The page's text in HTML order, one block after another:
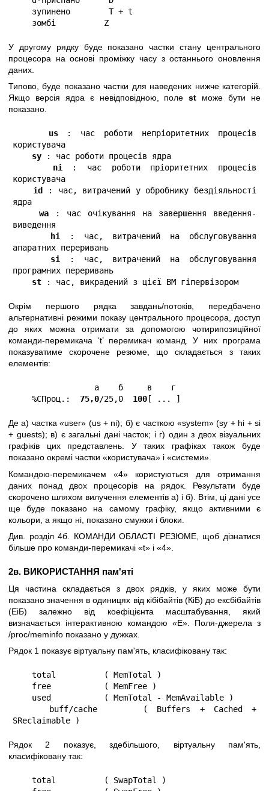
    зомбі          Z
У другому рядку буде показано частки стану центрального
процесора на основі проміжку часу з останнього оновлення
даних.
Типово, буде показано частки для наведених нижче категорій.
Якщо версія ядра є невідповідною, полеst може бути не
показано.
us : час роботи непріоритетних процесів
користувача
sy : час роботи процесів ядра
ni : час роботи пріоритетних процесів
користувача
id
: час, витрачений у обробнику бездіяльності
ядра
wa : час очікування на завершення введення-
виведення
hi : час, витрачений на обслуговування
апаратних переривань
si : час, витрачений на обслуговування
програмних переривань
st : час, викрадений з цієї ВМ гіпервізором
Окрім першого рядка завдань/потоків, передбачено
альтернативні режими показу центрального процесора, доступ
до яких можна отримати за допомогою чотирипозиційної
команди-перемикача ‘t’ перемикач команд. У них програма
показуватиме скорочене резюме, що складається з таких
елементів:
    %CПроц.:
75,0/25,0 100 [ ... ]
Де а) частка «user» (us + ni); б) є часткою «system» (sy + hi + si
+ guests); в) є загальні дані часток; і г) один з двох візуальних
графіків цих представлень. У таких графіках також буде
показано окремі частки «користувача» і «системи».
Командою-перемикачем «4» користуються для отримання
даних понад двох процесорів на рядок. Результати буде
скорочено шляхом вилучення елементів а) і б). Втім, ці дані усе
ще буде показано на самому графіку, якщо активними є
кольори, а якщо ні, показано смужки і блоки.
Див. розділ 4б. КОМАНДИ ОБЛАСТІ РЕЗЮМЕ, щоб дізнатися
більше про команди-перемикачі «t» і «4».
2в. ВИКОРИСТАННЯ пам'яті
Ця частина складається з двох рядків, у яких може бути
показано значення в одиницях від кібібайтів (КіБ) до ексбібайтів
(ЕіБ) залежно від коефіцієнта масштабування, який
визначається інтерактивною командою «E». Поля-джерела з
/proc/meminfo показано у дужках.
Рядок 1 показує віртуальну пам'ять, класифіковану так:
SReclaimable )
Рядок 2 показує, здебільшого, віртуальну пам'ять,
класифіковану так: